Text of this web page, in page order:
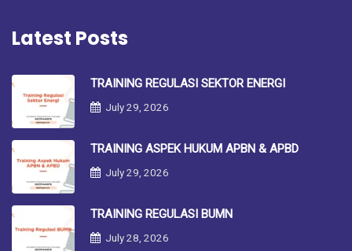
Latest Posts
TRAINING REGULASI SEKTOR ENERGI
July 29, 2026
TRAINING ASPEK HUKUM APBN & APBD
July 29, 2026
TRAINING REGULASI BUMN
July 28, 2026